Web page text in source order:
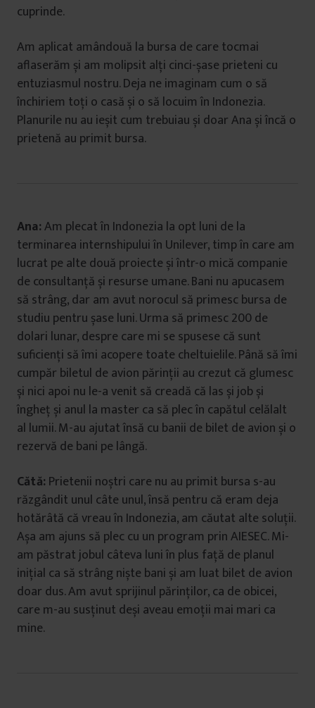
cuprinde.
Am aplicat amândouă la bursa de care tocmai
aflaserăm și am molipsit alți cinci-șase prieteni cu
entuziasmul nostru. Deja ne imaginam cum o să
închiriem toți o casă și o să locuim în Indonezia.
Planurile nu au ieșit cum trebuiau și doar Ana și încă o
prietenă au primit bursa.
Ana:Am plecat în Indonezia la opt luni de la
terminarea internshipului în Unilever, timp în care am
lucrat pe alte două proiecte și într-o mică companie
de consultanță și resurse umane. Bani nu apucasem
să strâng, dar am avut norocul să primesc bursa de
studiu pentru șase luni. Urma să primesc 200 de
dolari lunar, despre care mi se spusese că sunt
suficienți să îmi acopere toate cheltuielile. Până să îmi
cumpăr biletul de avion părinții au crezut că glumesc
și nici apoi nu le-a venit să creadă că las și job și
îngheț și anul la master ca să plec în capătul celălalt
al lumii. M-au ajutat însă cu banii de bilet de avion și o
rezervă de bani pe lângă.
Cătă: Prietenii noștri care nu au primit bursa s-au
răzgândit unul câte unul, însă pentru că eram deja
hotărâtă că vreau în Indonezia, am căutat alte soluții.
Așa am ajuns să plec cu un program prin AIESEC. Mi-
am păstrat jobul câteva luni în plus față de planul
inițial ca să strâng niște bani și am luat bilet de avion
doar dus. Am avut sprijinul părinților, ca de obicei,
care m-au susținut deși aveau emoții mai mari ca
mine.